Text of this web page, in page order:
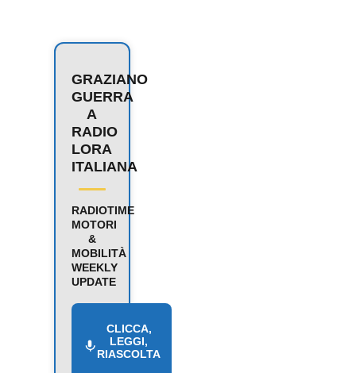
GRAZIANO
GUERRA
A
RADIO
LORA
ITALIANA
RADIOTIME
MOTORI
&
MOBILITÀ
WEEKLY
UPDATE
CLICCA,
LEGGI,
RIASCOLTA